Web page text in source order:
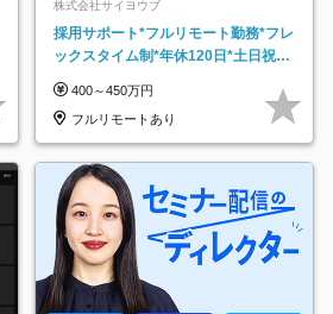
株式会社サイヨウブ
採用サポート*フルリモート勤務*フレ
ックスタイム制*年休120日*土日祝休
400～450万円
フルリモートあり